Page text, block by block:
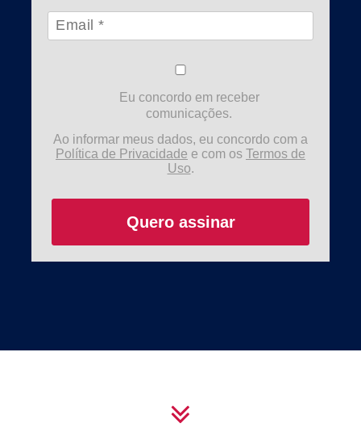
Eu concordo em receber
comunicações.
Ao informar meus dados, eu concordo com a
Política de Privacidade e com os Termos de
Uso.
Quero assinar